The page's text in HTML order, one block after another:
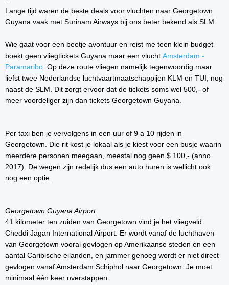
Lange tijd waren de beste deals voor vluchten naar Georgetown
Guyana vaak met Surinam Airways bij ons beter bekend als SLM.
Wie gaat voor een beetje avontuur en reist me teen klein budget
boekt geen vliegtickets Guyana maar een vlucht Amsterdam -
Paramaribo. Op deze route vliegen namelijk tegenwoordig maar
liefst twee Nederlandse luchtvaartmaatschappijen KLM en TUI, nog
naast de SLM. Dit zorgt ervoor dat de tickets soms wel 500,- of
meer voordeliger zijn dan tickets Georgetown Guyana.
Per taxi ben je vervolgens in een uur of 9 a 10 rijden in
Georgetown. Die rit kost je lokaal als je kiest voor een busje waarin
meerdere personen meegaan, meestal nog geen $ 100,- (anno
2017). De wegen zijn redelijk dus een auto huren is wellicht ook
nog een optie.
Georgetown Guyana Airport
41 kilometer ten zuiden van Georgetown vind je het vliegveld:
Cheddi Jagan International Airport. Er wordt vanaf de luchthaven
van Georgetown vooral gevlogen op Amerikaanse steden en een
aantal Caribische eilanden, en jammer genoeg wordt er niet direct
gevlogen vanaf Amsterdam Schiphol naar Georgetown. Je moet
minimaal één keer overstappen.